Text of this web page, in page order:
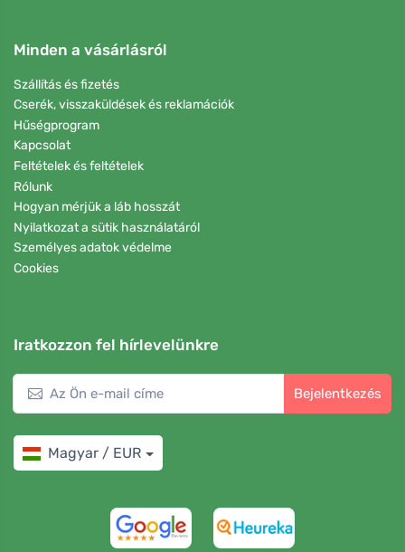
Minden a vásárlásról
Szállítás és fizetés
Cserék, visszaküldések és reklamációk
Hűségprogram
Kapcsolat
Feltételek és feltételek
Rólunk
Hogyan mérjük a láb hosszát
Nyilatkozat a sütik használatáról
Személyes adatok védelme
Cookies
Iratkozzon fel hírlevelünkre
Bejelentkezés
Magyar / EUR